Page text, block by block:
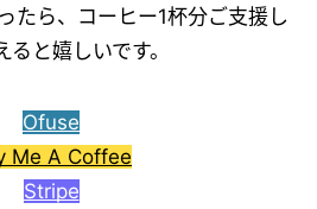
たら、コーヒー1杯分ご支援し
ると嬉しいです。
Ofuse
Me A Coffee
Stripe